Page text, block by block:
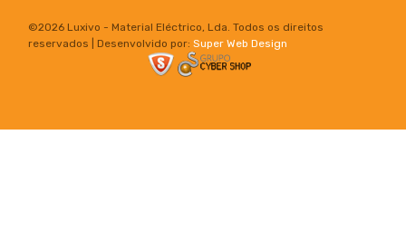
©2026 Luxivo - Material Eléctrico, Lda. Todos os direitos
reservados | Desenvolvido por: Super Web Design